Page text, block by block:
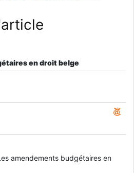
en droit belge
amendements budgétaires en